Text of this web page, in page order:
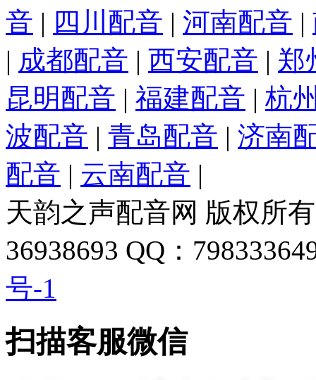
音 | 四川配音 | 河南配音 |
| 成都配音 | 西安配音 | 郑
昆明配音 | 福建配音 | 杭
波配音 | 青岛配音 | 济南
配音 | 云南配音 |
天韵之声配音网 版权所
36938693 QQ：
号-1
扫描客服微信